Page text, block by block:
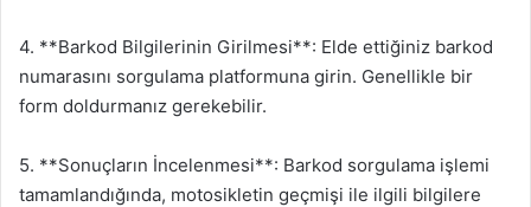
4. **Barkod Bilgilerinin Girilmesi**: Elde ettiğiniz barkod
numarasını sorgulama platformuna girin. Genellikle bir
form doldurmanız gerekebilir.
5. **Sonuçların İncelenmesi**: Barkod sorgulama işlemi
tamamlandığında, motosikletin geçmişi ile ilgili bilgilere